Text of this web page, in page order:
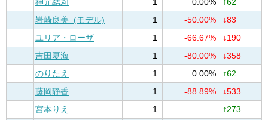
神元結莉 1 0.00%
↑62
岩崎良美_(モデル)
1 -50.00%
↓83
ユリア・ローザ
1 -66.67%
↓190
吉田夏海
1 -80.00%
↓358
のりたえ
1 0.00%
↑62
藤岡静香
1 -88.89%
↓533
宮本りえ
1 –
↑273